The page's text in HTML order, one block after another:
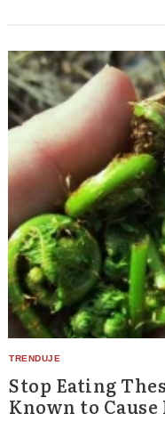
Stop Eating
Known to Cause